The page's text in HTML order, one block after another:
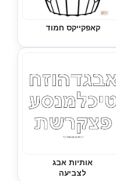
קאפקייקס חמוד
אותיות אבג
לצביעה